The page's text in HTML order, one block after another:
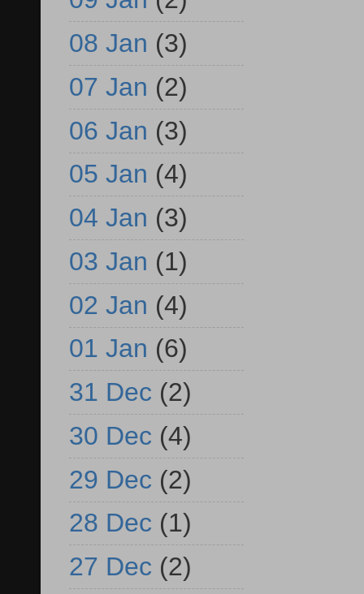
08 Jan (3)
07 Jan (2)
06 Jan (3)
05 Jan (4)
04 Jan (3)
03 Jan (1)
02 Jan (4)
01 Jan (6)
31 Dec (2)
30 Dec (4)
29 Dec (2)
28 Dec (1)
27 Dec (2)